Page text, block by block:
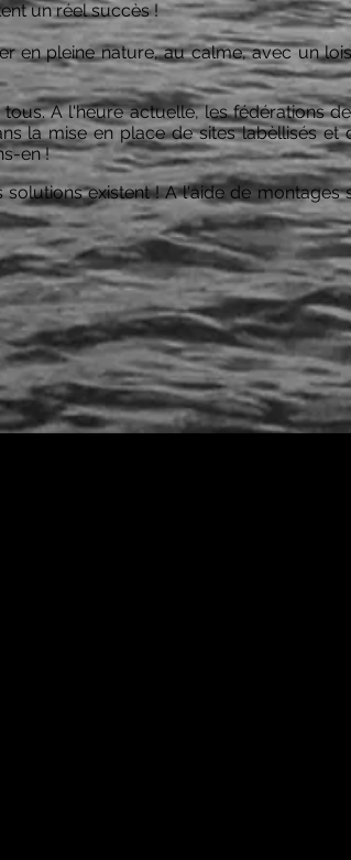
un réel succès !
en pleine nature, au calme, avec un
A l'heure actuelle, les fédérations
la mise en place de sites labèllisés
en !
existent ! A l'aide de montages